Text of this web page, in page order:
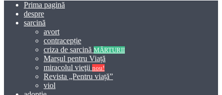
Prima pagină
despre
sarcină
avort
contracepție
criza de sarcină MĂRTURII
Marșul pentru Viață
miracolul vieţii nou!
Revista „Pentru viață”
viol